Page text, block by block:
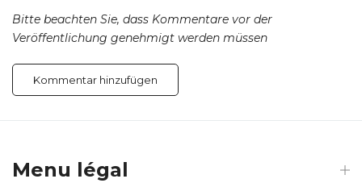
Bitte beachten Sie, dass Kommentare vor der
Veröffentlichung genehmigt werden müssen
Menu légal